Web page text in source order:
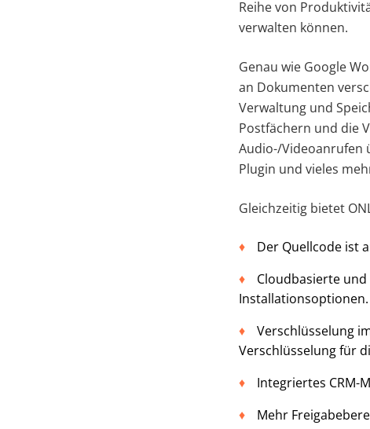
Reihe von
verwalten können.
Genau wie Google
an Dokumenten
Verwaltung und
Postfächern und die
Audio-/Videoanrufen
Plugin und vieles
Gleichzeitig bietet
Der Quellcode ist
Cloudbasierte
Installationsoptionen.
Verschlüsselung
Verschlüsselung für
Integriertes CRM-
Mehr